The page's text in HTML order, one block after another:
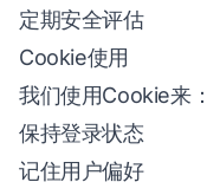
定期安全评估
Cookie使用
我们使用Cookie来：
保持登录状态
记住用户偏好